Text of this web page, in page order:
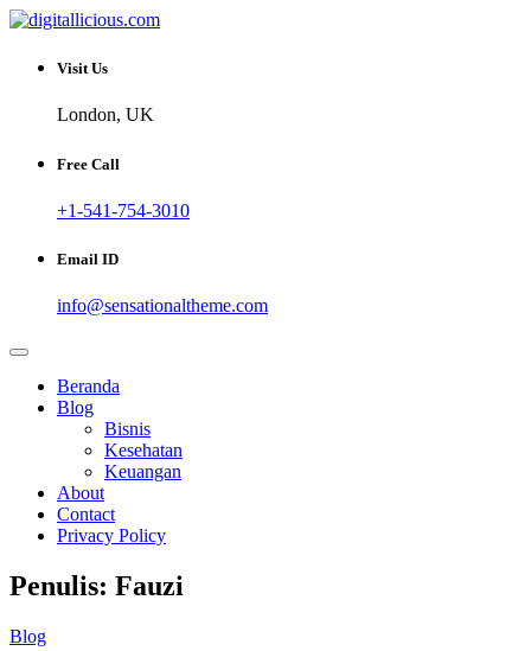
Skip
content
digitallicious.com
Sharing Digital Information
Visit Us
London, UK
Free Call
+1-541-754-3010
Email ID
info@sensationaltheme.com
Beranda
Blog
Bisnis
Kesehatan
Keuangan
About
Contact
Privacy Policy
Penulis: Fauzi
Blog